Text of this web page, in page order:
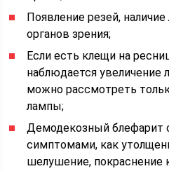
Появление резей,
органов зрения;
Если есть клещи на
наблюдается увеличение
можно рассмотреть
лампы;
Демодекозный блефарит
симптомами, как
шелушение, покраснение